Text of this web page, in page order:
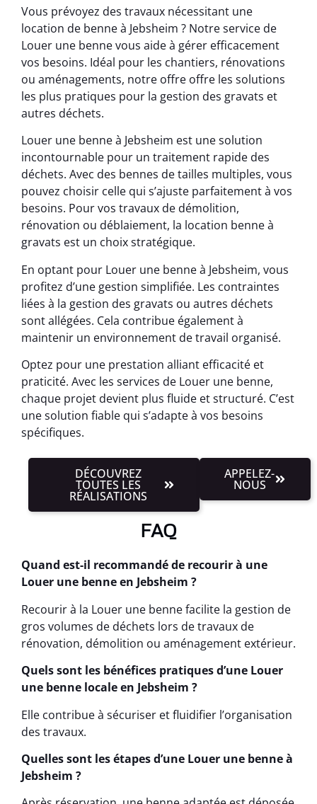
Vous prévoyez des travaux nécessitant une
location de benne à Jebsheim ? Notre service de
Louer une benne vous aide à gérer efficacement
vos besoins. Idéal pour les chantiers, rénovations
ou aménagements, notre offre offre les solutions
les plus pratiques pour la gestion des gravats et
autres déchets.
Louer une benne à Jebsheim est une solution
incontournable pour un traitement rapide des
déchets. Avec des bennes de tailles multiples, vous
pouvez choisir celle qui s’ajuste parfaitement à vos
besoins. Pour vos travaux de démolition,
rénovation ou déblaiement, la location benne à
gravats est un choix stratégique.
En optant pour Louer une benne à Jebsheim, vous
profitez d’une gestion simplifiée. Les contraintes
liées à la gestion des gravats ou autres déchets
sont allégées. Cela contribue également à
maintenir un environnement de travail organisé.
Optez pour une prestation alliant efficacité et
praticité. Avec les services de Louer une benne,
chaque projet devient plus fluide et structuré. C’est
une solution fiable qui s’adapte à vos besoins
spécifiques.
DÉCOUVREZ
TOUTES LES
RÉALISATIONS
APPELEZ-
NOUS
FAQ
Quand est-il recommandé de recourir à une
Louer une benne en Jebsheim ?
Recourir à la Louer une benne facilite la gestion de
gros volumes de déchets lors de travaux de
rénovation, démolition ou aménagement extérieur.
Quels sont les bénéfices pratiques d’une Louer
une benne locale en Jebsheim ?
Elle contribue à sécuriser et fluidifier l’organisation
des travaux.
Quelles sont les étapes d’une Louer une benne à
Jebsheim ?